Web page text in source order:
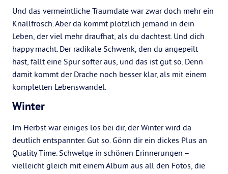
Und das vermeintliche Traumdate war zwar doch mehr ein
Knallfrosch. Aber da kommt plötzlich jemand in dein
Leben, der viel mehr draufhat, als du dachtest. Und dich
happy macht. Der radikale Schwenk, den du angepeilt
hast, fällt eine Spur softer aus, und das ist gut so. Denn
damit kommt der Drache noch besser klar, als mit einem
kompletten Lebenswandel.
Winter
Im Herbst war einiges los bei dir, der Winter wird da
deutlich entspannter. Gut so. Gönn dir ein dickes Plus an
Quality Time. Schwelge in schönen Erinnerungen –
vielleicht gleich mit einem Album aus all den Fotos, die